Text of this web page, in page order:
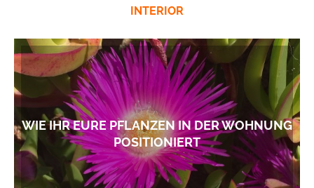
INTERIOR
WIE IHR EURE PFLANZEN IN DER WOHNUNG
POSITIONIERT